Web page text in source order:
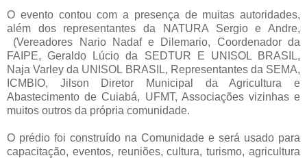
O evento contou com a presença de muitas autoridades,
além dos representantes da NATURA Sergio e Andre,
(Vereadores Nario Nadaf e Dilemario, Coordenador da
FAIPE, Geraldo Lúcio da SEDTUR E UNISOL BRASIL,
Naja Varley da UNISOL BRASIL, Representantes da SEMA,
ICMBIO, Jilson Diretor Municipal da Agricultura e
Abastecimento de Cuiabá, UFMT, Associações vizinhas e
muitos outros da própria comunidade.
O prédio foi construído na Comunidade e será usado para
capacitação, eventos, reuniões, cultura, turismo, agricultura